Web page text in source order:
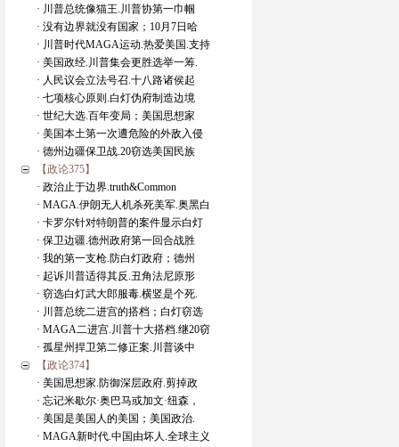
· 川普总统像猫王.川普协第一巾帼
· 没有边界就没有国家；10月7日哈
· 川普时代MAGA运动.热爱美国.支持
· 美国政经.川普集会更胜选举一筹.
· 人民议会立法号召.十八路诸侯起
· 七项核心原则.白灯伪府制造边境
· 世纪大选.百年变局；美国思想家
· 美国本土第一次遭危险的外敌入侵
· 德州边疆保卫战.20窃选美国民族
【政论375】
· 政治止于边界.truth&Common
· MAGA.伊朗无人机杀死美军.奥黑白
· 卡罗尔针对特朗普的案件显示白灯
· 保卫边疆.德州政府第一回合战胜
· 我的第一支枪.防白灯政府；德州
· 起诉川普适得其反.丑角法尼原形
· 窃选白灯武大郎服毒.横竖是个死.
· 川普总统二进宫的搭档；白灯窃选
· MAGA二进宫.川普十大搭档.继20窃
· 孤星州捍卫第二修正案.川普谈中
【政论374】
· 美国思想家.防御深层政府.剪掉政
· 忘记米歇尔·奥巴马或加文·纽森，
· 美国是美国人的美国；美国政治.
· MAGA新时代.中国由坏人.全球主义